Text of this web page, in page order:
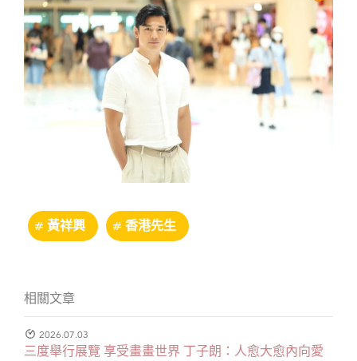
黃祥興 香港先生
相關文章
2026.07.03
三度舉行展覽 享受畫畫世界 丁子朗：人愈大愈內向愛